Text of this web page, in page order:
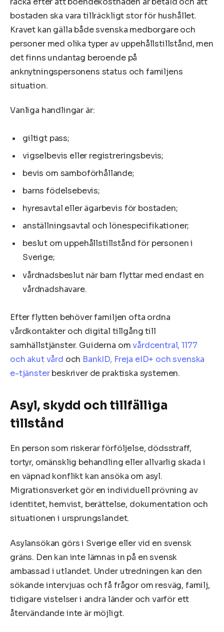
bostaden ska vara tillräckligt stor för hushållet.
Kravet kan gälla både svenska medborgare och
personer med olika typer av uppehållstillstånd, men
det finns undantag beroende på
anknytningspersonens status och familjens
situation.
Vanliga handlingar är:
giltigt pass;
vigselbevis eller registreringsbevis;
bevis om samboförhållande;
barns födelsebevis;
hyresavtal eller ägarbevis för bostaden;
anställningsavtal och lönespecifikationer;
beslut om uppehållstillstånd för personen i
Sverige;
vårdnadsbeslut när barn flyttar med endast en
vårdnadshavare.
Efter flytten behöver familjen ofta ordna
vårdkontakter och digital tillgång till
samhällstjänster. Guiderna om vårdcentral, 1177
och akut vård och BankID, Freja eID+ och svenska
e-tjänsterbeskriver de praktiska systemen.
Asyl, skydd och tillfälliga
tillstånd
En person som riskerar förföljelse, dödsstraff,
tortyr, omänsklig behandling eller allvarlig skada i
en väpnad konflikt kan ansöka om asyl.
Migrationsverket gör en individuell prövning av
identitet, hemvist, berättelse, dokumentation och
situationen i ursprungslandet.
Asylansökan görs i Sverige eller vid en svensk
gräns. Den kan inte lämnas in på en svensk
ambassad i utlandet. Under utredningen kan den
sökande intervjuas och få frågor om resväg, familj,
tidigare vistelser i andra länder och varför ett
återvändande inte är möjligt.